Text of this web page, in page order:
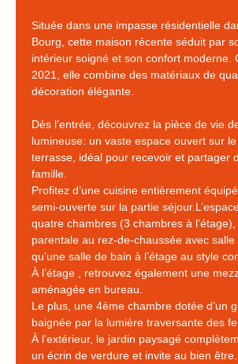
Située dans une impasse résidentielle
Bourg, cette maison récente séduit par
intérieur soigné et son confort moderne.
2021, elle combine des matériaux de
décoration élégante.
Dès l’entrée, découvrez la pièce de vie
lumineuse: un vaste espace ouvert sur
terrasse, idéal pour recevoir et partager
famille.
Profitez d’une cuisine entièrement
semi-ouverte sur la partie
quatre chambres (3 chambres à
parentale au rez-de-chaussée avec salle
qu’une salle de bain à l’étage au style
À l’étage , retrouvez également une
aménagée en bureau.
Le plus, une 4ème chambre dotée d’un
baignée par la lumière traversante des
À l’extérieur, le jardin paysagé
un écrin de verdure et invite au bien être.